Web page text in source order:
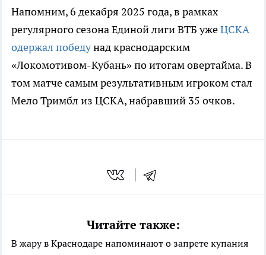
Напомним, 6 декабря 2025 года, в рамках
регулярного сезона Единой лиги ВТБ ужеЦСКА
одержал победунад краснодарским
«Локомотивом-Кубань» по итогам овертайма. В
том матче самым результативным игроком стал
Мело Тримбл из ЦСКА, набравший 35 очков.
Читайте также:
В жару в Краснодаре напоминают о запрете купания